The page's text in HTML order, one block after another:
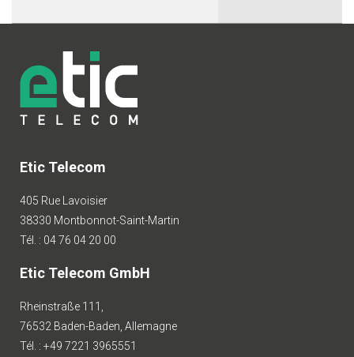
Etic Telecom
405 Rue Lavoisier
38330 Montbonnot-Saint-Martin
Tél. : 04 76 04 20 00
Etic Telecom GmbH
Rheinstraße 111,
76532 Baden-Baden, Allemagne
Tél. : +49 7221 3965551